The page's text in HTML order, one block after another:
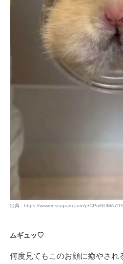
出典 : https://www.instagram.com/p/CPniNUMA7IP/
ムギュッ♡
何度見てもこのお顔に癒やされ